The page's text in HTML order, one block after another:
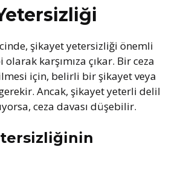
şikayet yetersizliği önemli
karşımıza çıkar. Bir ceza
için, belirli bir şikayet veya
Ancak, şikayet yeterli delil
ceza davası düşebilir.